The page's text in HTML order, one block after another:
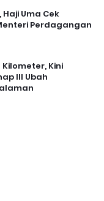
Uma Cek
Perdagangan
Kini
III Ubah